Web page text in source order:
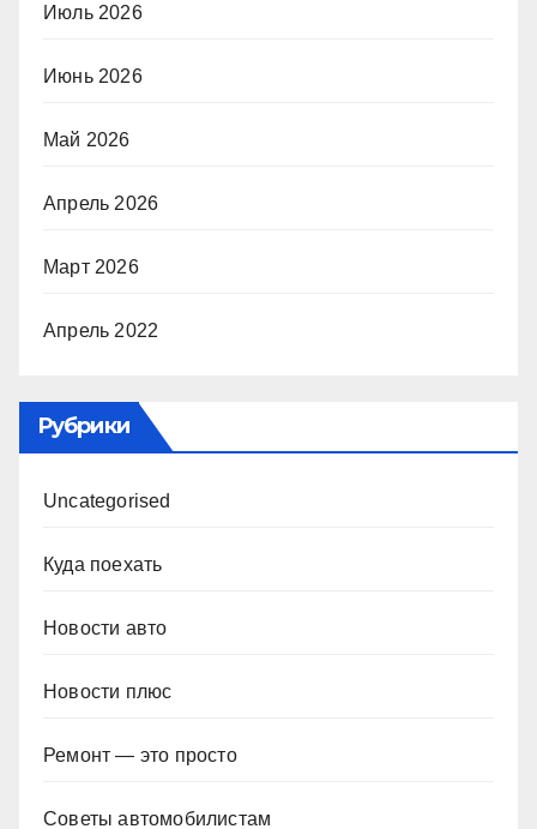
Июль 2026
Июнь 2026
Май 2026
Апрель 2026
Март 2026
Апрель 2022
Рубрики
Uncategorised
Куда поехать
Новости авто
Новости плюс
Ремонт — это просто
Советы автомобилистам